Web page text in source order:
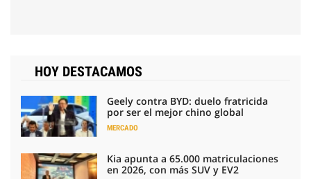
HOY DESTACAMOS
Geely contra BYD: duelo fratricida
por ser el mejor chino global
MERCADO
Kia apunta a 65.000 matriculaciones
en 2026, con más SUV y EV2